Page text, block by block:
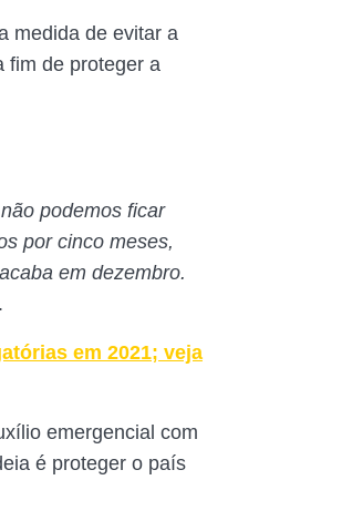
medida de evitar a
fim de proteger a
podemos ficar
por cinco meses,
em dezembro.
em 2021; veja
emergencial com
é proteger o país